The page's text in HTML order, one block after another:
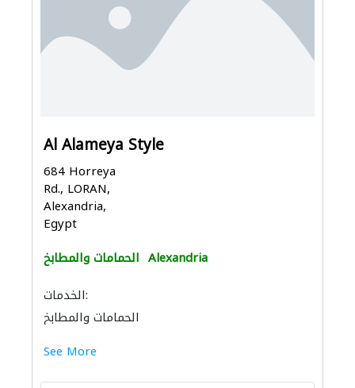
Al Alameya Style
684 Horreya
Rd., LORAN,
Alexandria,
Egypt
الحمامات والمطابخ Alexandria
الخدمات:
الحمامات والمطابخ
See More